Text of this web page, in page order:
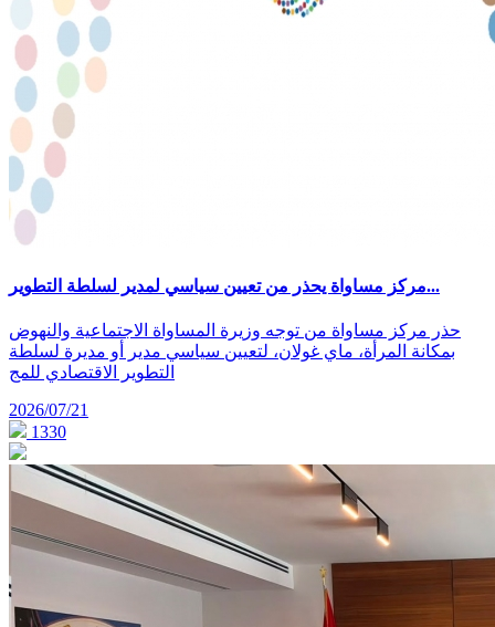
مركز مساواة يحذر من تعيين سياسي لمدير لسلطة التطوير...
حذر مركز مساواة من توجه وزيرة المساواة الاجتماعية والنهوض
بمكانة المرأة، ماي غولان، لتعيين سياسي مدير أو مديرة لسلطة
التطوير الاقتصادي للمج
2026/07/21
1330